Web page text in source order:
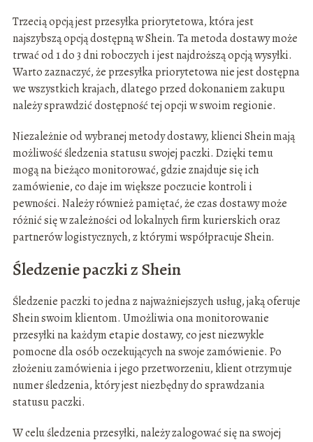
Trzecią opcją jest przesyłka priorytetowa, która jest
najszybszą opcją dostępną w Shein. Ta metoda dostawy może
trwać od 1 do 3 dni roboczych i jest najdroższą opcją wysyłki.
Warto zaznaczyć, że przesyłka priorytetowa nie jest dostępna
we wszystkich krajach, dlatego przed dokonaniem zakupu
należy sprawdzić dostępność tej opcji w swoim regionie.
Niezależnie od wybranej metody dostawy, klienci Shein mają
możliwość śledzenia statusu swojej paczki. Dzięki temu
mogą na bieżąco monitorować, gdzie znajduje się ich
zamówienie, co daje im większe poczucie kontroli i
pewności. Należy również pamiętać, że czas dostawy może
różnić się w zależności od lokalnych firm kurierskich oraz
partnerów logistycznych, z którymi współpracuje Shein.
Śledzenie paczki z Shein
Śledzenie paczki to jedna z najważniejszych usług, jaką oferuje
Shein swoim klientom. Umożliwia ona monitorowanie
przesyłki na każdym etapie dostawy, co jest niezwykle
pomocne dla osób oczekujących na swoje zamówienie. Po
złożeniu zamówienia i jego przetworzeniu, klient otrzymuje
numer śledzenia, który jest niezbędny do sprawdzania
statusu paczki.
W celu śledzenia przesyłki, należy zalogować się na swojej